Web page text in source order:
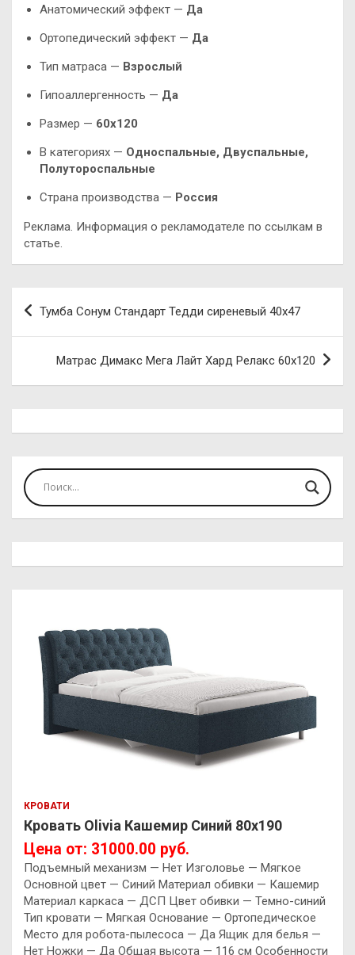
Анатомический эффект — Да
Ортопедический эффект — Да
Тип матраса — Взрослый
Гипоаллергенность — Да
Размер — 60х120
В категориях — Односпальные, Двуспальные,
Полутороспальные
Страна производства — Россия
Реклама. Информация о рекламодателе по ссылкам в
статье.
Навигация
по
Тумба Сонум Стандарт Тедди сиреневый 40х47
Матрас Димакс Мега Лайт Хард Релакс 60х120
КРОВАТИ
Кровать Olivia Кашемир Синий 80х190
Цена от: 31000.00 руб.
Подъемный механизм — Нет Изголовье — Мягкое
Основной цвет — Синий Материал обивки — Кашемир
Материал каркаса — ДСП Цвет обивки — Темно-синий
Тип кровати — Мягкая Основание — Ортопедическое
Место для робота-пылесоса — Да Ящик для белья —
Нет Ножки — Да Общая высота — 116 см Особенности